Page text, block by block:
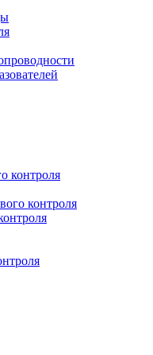
контроля
контроля